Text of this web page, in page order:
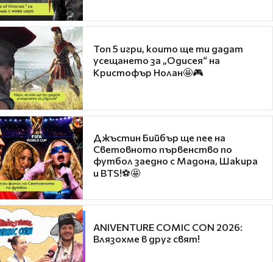
Топ 5 игри, които ще ти дадат
усещането за „Одисея“ на
Кристофър Нолан🤩🎮
Джъстин Бийбър ще пее на
Световното първенство по
футбол заедно с Мадона, Шакира
и BTS!⚽🤩
ANIVENTURE COMIC CON 2026:
Влязохме в друг свят!